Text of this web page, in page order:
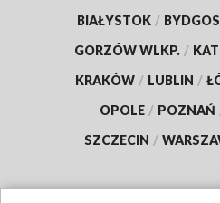
BIAŁYSTOK /
GORZÓW WLKP. /
KRAKÓW / LUBLIN /
OPOLE / POZNAŃ
SZCZECIN /